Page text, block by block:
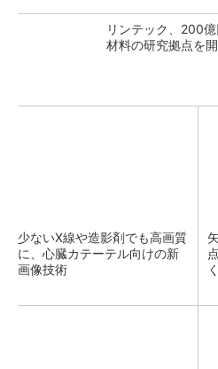
リンテック、200
材料の研究拠点を
少ないX線や造影剤でも高画質
に、心臓カテーテル向けの新
画像技術